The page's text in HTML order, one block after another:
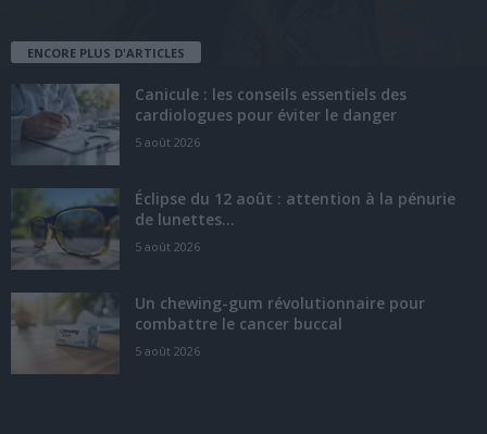
ENCORE PLUS D'ARTICLES
Canicule : les conseils essentiels des
cardiologues pour éviter le danger
5 août 2026
Éclipse du 12 août : attention à la pénurie
de lunettes...
5 août 2026
Un chewing-gum révolutionnaire pour
combattre le cancer buccal
5 août 2026